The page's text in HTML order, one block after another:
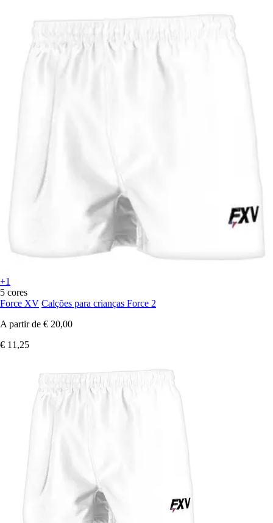
+1
5 cores
Force XV Calções para crianças Force 2
A partir de € 20,00
€ 11,25